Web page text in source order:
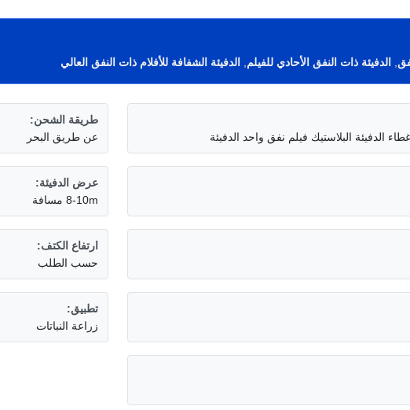
الدفيئة ذات النفق الأحادي للفيلم الدفيئة الشفافة للأفلام ذات النفق العالي
الدفيئة البلاستيك فيلم نفق واحد الدفيئة
طريقة الشحن:
عن طريق البحر
عرض الدفيئة:
8-10m مسافة
ارتفاع الكتف:
حسب الطلب
تطبيق:
زراعة النباتات